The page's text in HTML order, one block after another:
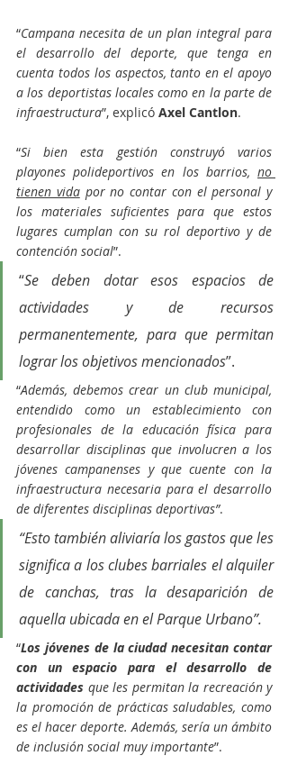
“Campana necesita de un plan integral para
el desarrollo del deporte, que tenga en
cuenta todos los aspectos, tanto en el apoyo
a los deportistas locales como en la parte de
infraestructura”, explicó Axel Cantlon.
“Si bien esta gestión construyó varios
playones polideportivos en los barrios, no
tienen vida por no contar con el personal y
los materiales suficientes para que estos
lugares cumplan con su rol deportivo y de
contención social”.
“Se deben dotar esos espacios de
actividades y de recursos
permanentemente, para que permitan
lograr los objetivos mencionados”.
“Además, debemos crear un club municipal,
entendido como un establecimiento con
profesionales de la educación física para
desarrollar disciplinas que involucren a los
jóvenes campanenses y que cuente con la
infraestructura necesaria para el desarrollo
de diferentes disciplinas deportivas”.
“Esto también aliviaría los gastos que les
significa a los clubes barriales el alquiler
de canchas, tras la desaparición de
aquella ubicada en el Parque Urbano”.
“Los jóvenes de la ciudad necesitan contar
con un espacio para el desarrollo de
actividades que les permitan la recreación y
la promoción de prácticas saludables, como
es el hacer deporte. Además, sería un ámbito
de inclusión social muy importante”.